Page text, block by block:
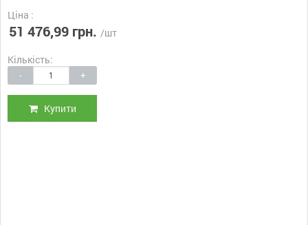
Ціна :
51 476,99 грн. /шт
Кількість:
- +
Купити